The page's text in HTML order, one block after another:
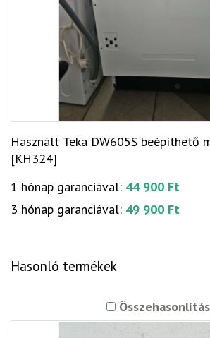
Használt Teka DW605S beépíthető
[KH324]
1 hónap garanciával: 44 900 Ft
3 hónap garanciával: 49 900 Ft
Hasonló termékek
Összehasonlítás